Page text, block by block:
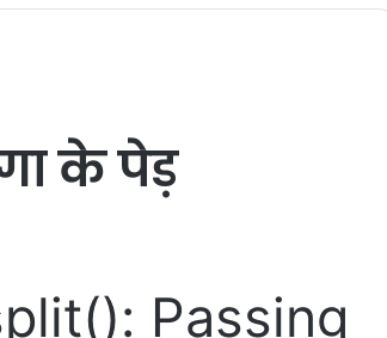
के पेड़
Passing